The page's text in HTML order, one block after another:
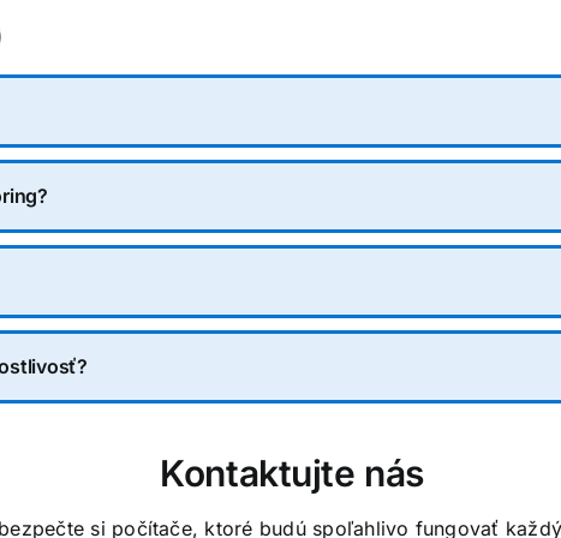
Kontaktujte nás
si počítače, ktoré budú spoľahlivo fungovať